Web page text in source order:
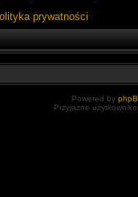
prywatności
Powered by
Przyjazne